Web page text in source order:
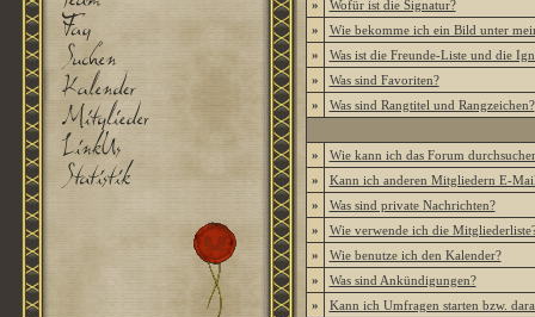
»
Wofür ist die Signatur?
»
Wie bekomme ich ein Bild unter
»
Was ist die Freunde-Liste und die
»
Was sind Favoriten?
»
Was sind Rangtitel und Rangzeichen?
»
Wie kann ich das Forum
»
Kann ich anderen Mitgliedern E-
»
Was sind private Nachrichten?
»
Wie verwende ich die
»
Wie benutze ich den Kalender?
»
Was sind Ankündigungen?
»
Kann ich Umfragen starten bzw.